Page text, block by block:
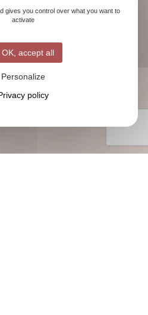
gives you control over what you want to
activate
OK, accept all
Personalize
policy